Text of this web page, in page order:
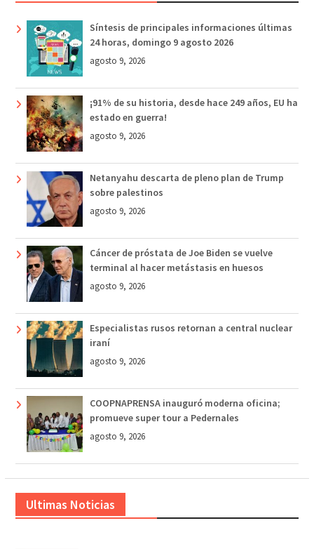
Síntesis de principales informaciones últimas
24 horas, domingo 9 agosto 2026
agosto 9, 2026
¡91% de su historia, desde hace 249 años, EU ha
estado en guerra!
agosto 9, 2026
Netanyahu descarta de pleno plan de Trump
sobre palestinos
agosto 9, 2026
Cáncer de próstata de Joe Biden se vuelve
terminal al hacer metástasis en huesos
agosto 9, 2026
Especialistas rusos retornan a central nuclear
iraní
agosto 9, 2026
COOPNAPRENSA inauguró moderna oficina;
promueve super tour a Pedernales
agosto 9, 2026
Ultimas Noticias